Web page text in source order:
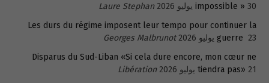
impossible » 30 يوليو 2026
Laure Stephan
Les durs du régime imposent leur tempo pour continuer la
guerre 23 يوليو 2026
Georges Malbrunot
Disparus du Sud-Liban «Si cela dure encore, mon cœur ne
tiendra pas» 21 يوليو 2026
Libération